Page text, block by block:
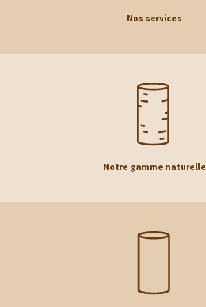
Nos services
Notre gamme naturelle